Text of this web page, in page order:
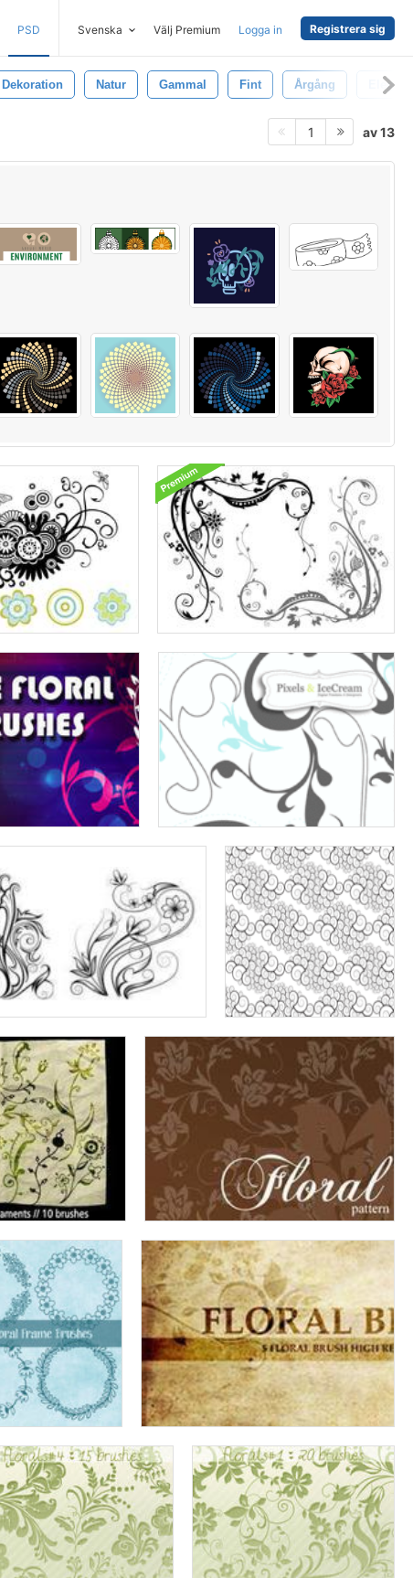
PSD Svenska Välj Premium Logga in Registrera sig
Dekoration Natur Gammal Fint Årgång Elegant
1 av 13